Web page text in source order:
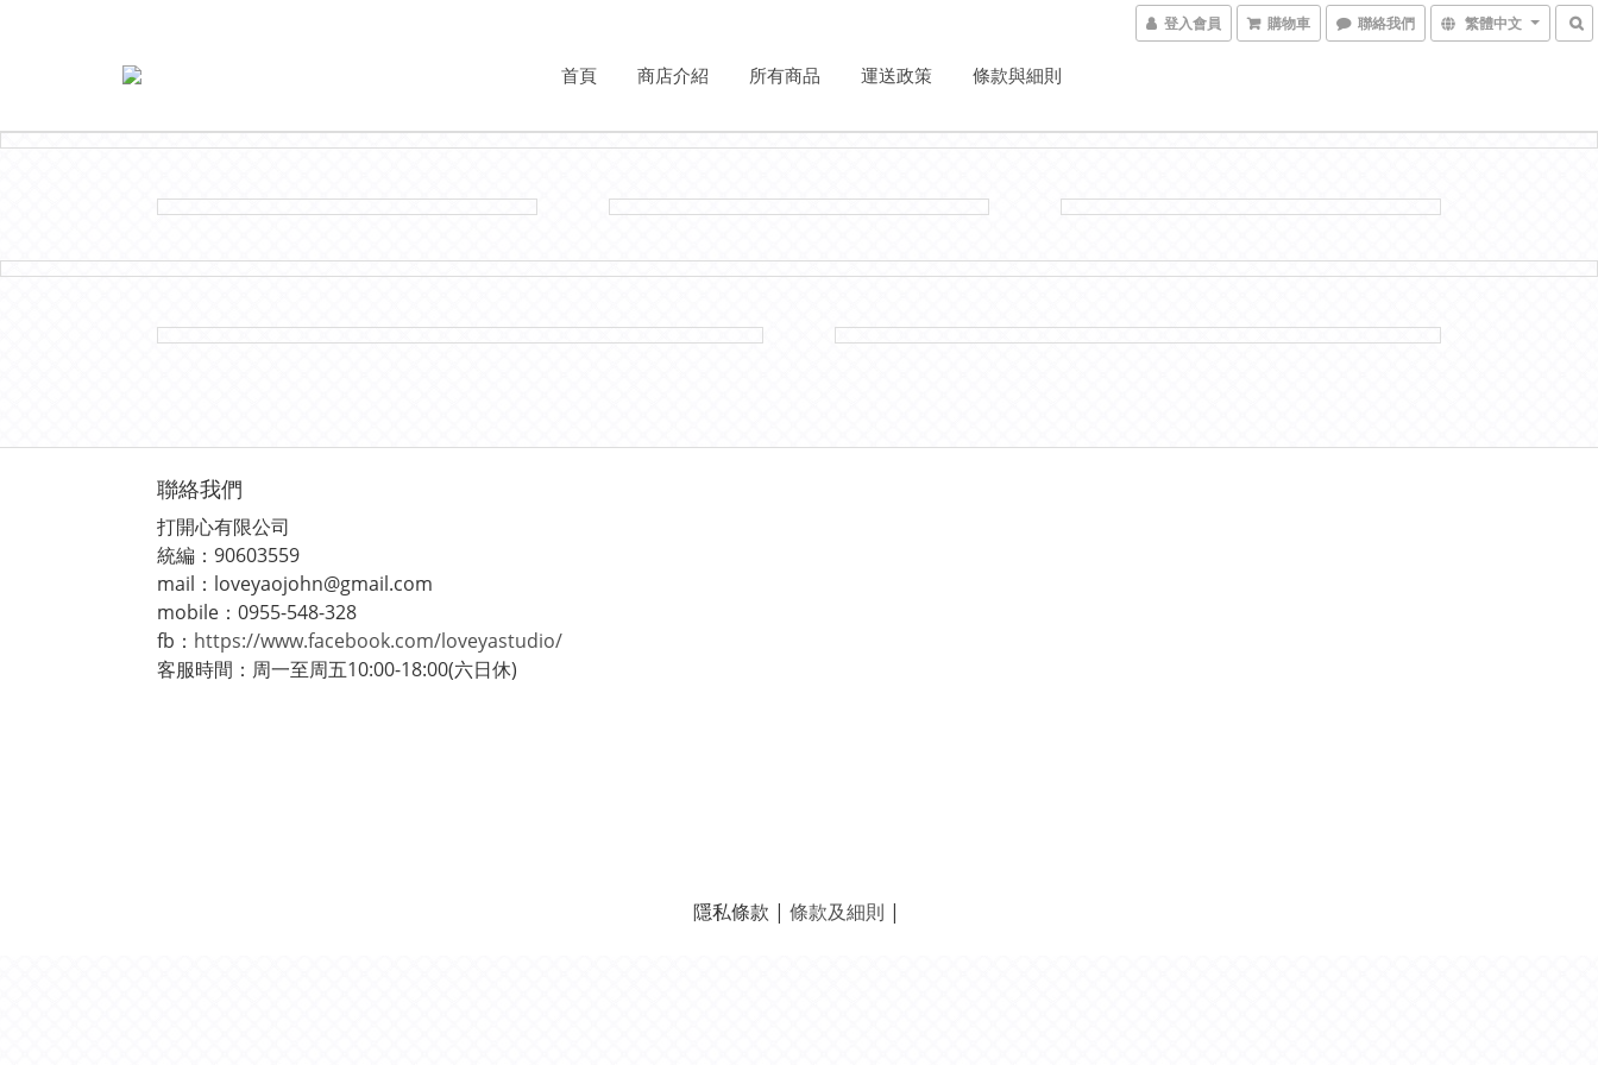
登入會員 購物車 聯絡我們 繁體中文
首頁 商店介紹 所有商品 運送政策 條款與細則
聯絡我們
打開心有限公司
統編：90603559
mail：loveyaojohn@gmail.com
mobile：0955-548-328
fb： https://www.facebook.com/loveyastudio/
客服時間：周一至周五10:00-18:00(六日休)
隱私條款 | 條款及細則 |